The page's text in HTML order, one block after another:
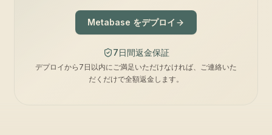
Metabase をデプロイ
7日間返金保証
デプロイから7日以内にご満足いただけなければ、ご連絡いた
だくだけで全額返金します。